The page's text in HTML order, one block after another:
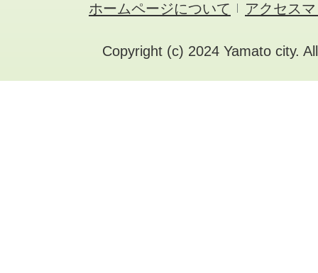
ホームページについて アクセス
Copyright (c) 2024 Yamato city.